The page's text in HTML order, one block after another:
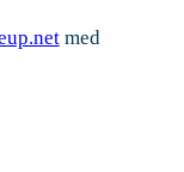
med